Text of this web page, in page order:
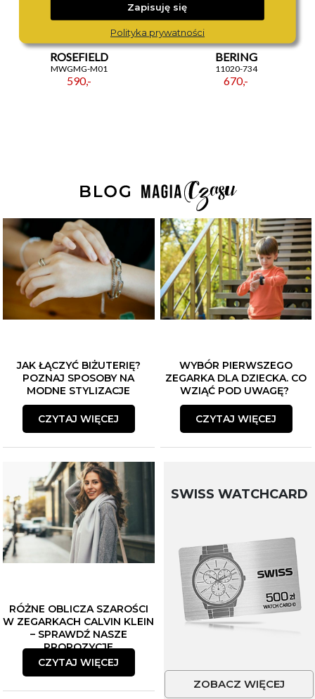
ROSEFIELD
MWGMG-M01
590,-
BERING
11020-734
670,-
JAK ŁĄCZYĆ BIŻUTERIĘ?
POZNAJ SPOSOBY NA
MODNE STYLIZACJE
CZYTAJ WIĘCEJ
WYBÓR PIERWSZEGO
ZEGARKA DLA DZIECKA. CO
WZIĄĆ POD UWAGĘ?
CZYTAJ WIĘCEJ
RÓŻNE OBLICZA SZAROŚCI
W ZEGARKACH CALVIN KLEIN
– SPRAWDŹ NASZE
PROPOZYCJE
CZYTAJ WIĘCEJ
SWISS WATCHCARD
ZOBACZ WIĘCEJ
Zapisuję się
Polityka prywatności